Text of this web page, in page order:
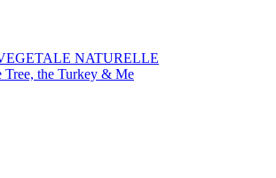
NATURELLE
Tree, the Turkey & Me